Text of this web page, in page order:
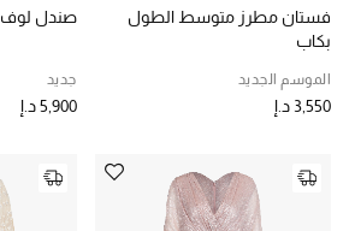
حصريًا عبر الإنترنت
الحب للمحلي
فستان مطرز متوسط الطول
بكاب
الموسم الجديد
3,550 د.إ
صندل لوف 85 ستراك
جديد
5,900 د.إ